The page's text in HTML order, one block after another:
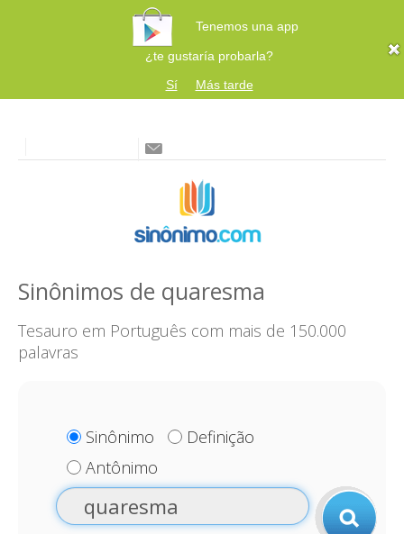
Tenemos una app
¿te gustaría probarla?
Sí
Más tarde
Sinônimos de quaresma
Tesauro em Português com mais de 150.000
palavras
Sinônimo
Definição
Antônimo